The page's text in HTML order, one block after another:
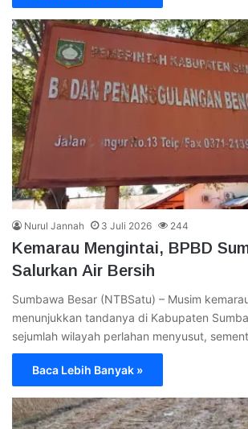
Nurul Jannah 3 Juli 2026 244
Kemarau Mengintai, BPBD
Salurkan Air Bersih
Sumbawa Besar (NTBSatu) – Musim
menunjukkan tandanya di Kabupaten
sejumlah wilayah perlahan menyusut,
Baca Lebih Banyak »